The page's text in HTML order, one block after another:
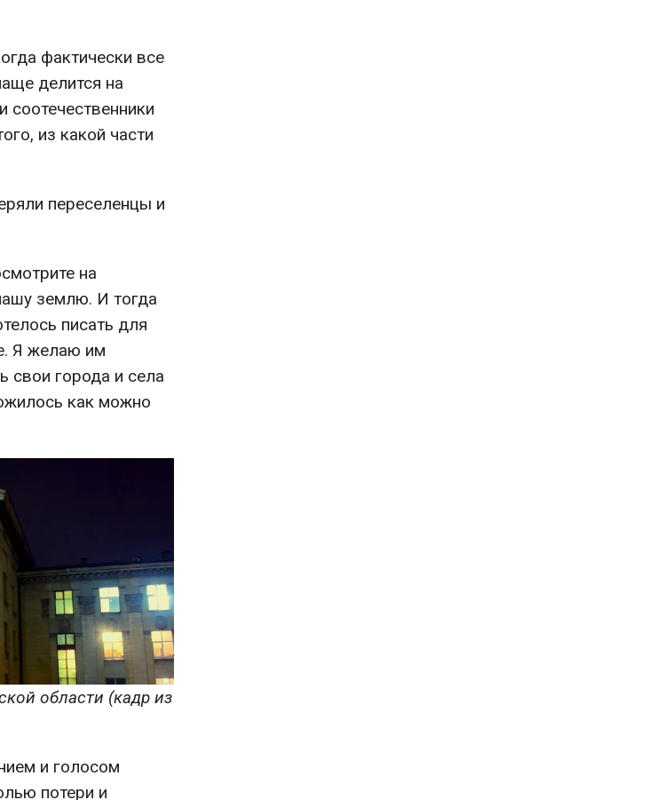
фактически все
делится на
соотечественники
из какой части
переселенцы и
на
землю. И тогда
писать для
Я желаю им
свои города и села
как можно
области (кадр из
и голосом
потери и